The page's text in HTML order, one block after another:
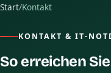
Start/Kontakt
KONTAKT & IT-
So erreichen